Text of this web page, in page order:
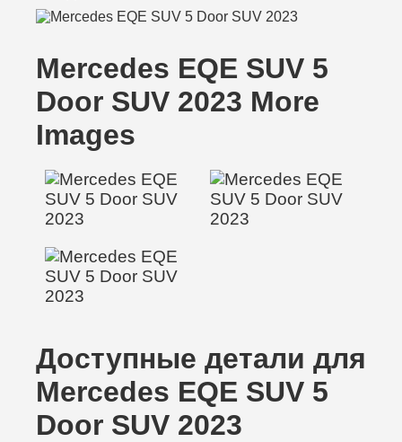
Mercedes EQE SUV 5
Door SUV 2023 More
Images
Доступные детали для
Mercedes EQE SUV 5
Door SUV 2023